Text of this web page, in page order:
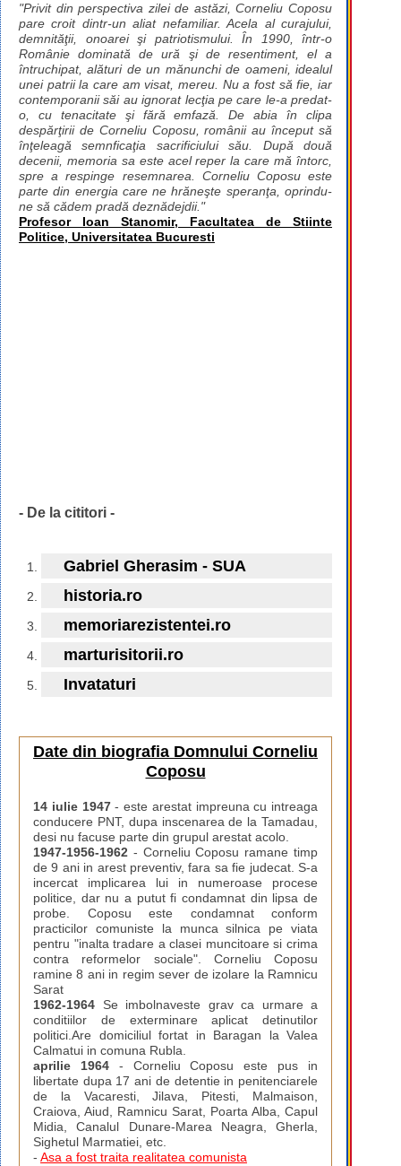
"Privit din perspectiva zilei de astăzi, Corneliu Coposu
pare croit dintr-un aliat nefamiliar. Acela al curajului,
demnităţii, onoarei şi patriotismului. În 1990, într-o
Românie dominată de ură şi de resentiment, el a
întruchipat, alături de un mănunchi de oameni, idealul
unei patrii la care am visat, mereu. Nu a fost să fie, iar
contemporanii săi au ignorat lecţia pe care le-a predat-
o, cu tenacitate şi fără emfază. De abia în clipa
despărţirii de Corneliu Coposu, românii au început să
înţeleagă semnficaţia sacrificiului său. După două
decenii, memoria sa este acel reper la care mă întorc,
spre a respinge resemnarea. Corneliu Coposu este
parte din energia care ne hrăneşte speranţa, oprindu-
ne să cădem pradă deznădejdii."
Profesor Ioan Stanomir, Facultatea de Stiinte
Politice, Universitatea Bucuresti
- De la cititori -
Gabriel Gherasim - SUA
historia.ro
memoriarezistentei.ro
marturisitorii.ro
Invataturi
Date din biografia Domnului Corneliu
Coposu
14 iulie 1947- este arestat impreuna cu intreaga
conducere PNT, dupa inscenarea de la Tamadau,
desi nu facuse parte din grupul arestat acolo.
1947-1956-1962 - Corneliu Coposu ramane timp
de 9 ani in arest preventiv, fara sa fie judecat. S-a
incercat implicarea lui in numeroase procese
politice, dar nu a putut fi condamnat din lipsa de
probe. Coposu este condamnat conform
practicilor comuniste la munca silnica pe viata
pentru "inalta tradare a clasei muncitoare si crima
contra reformelor sociale". Corneliu Coposu
ramine 8 ani in regim sever de izolare la Ramnicu
Sarat
1962-1964 Se imbolnaveste grav ca urmare a
conditiilor de exterminare aplicat detinutilor
politici.Are domiciliul fortat in Baragan la Valea
Calmatui in comuna Rubla.
aprilie 1964- Corneliu Coposu este pus in
libertate dupa 17 ani de detentie in penitenciarele
de la Vacaresti, Jilava, Pitesti, Malmaison,
Craiova, Aiud, Ramnicu Sarat, Poarta Alba, Capul
Midia, Canalul Dunare-Marea Neagra, Gherla,
Sighetul Marmatiei, etc.
- Asa a fost traita realitatea comunista